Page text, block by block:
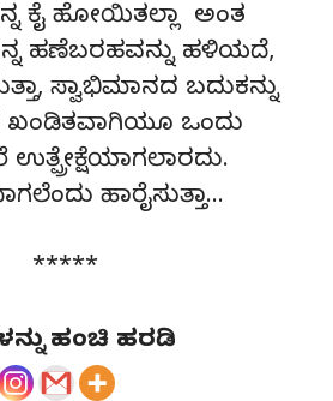
ಕೈ ಹೋಯಿತಲ್ಲಾ ಅಂತ
ಹಣೆಬರಹವನ್ನು ಹಳಿಯದೆ,
ಸ್ವಾಭಿಮಾನದ ಬದುಕನ್ನು
ಖಂಡಿತವಾಗಿಯೂ ಒಂದು
ಹಾರೈಸುತ್ತಾ…
*****
ಹಂಚಿ ಹರಡಿ